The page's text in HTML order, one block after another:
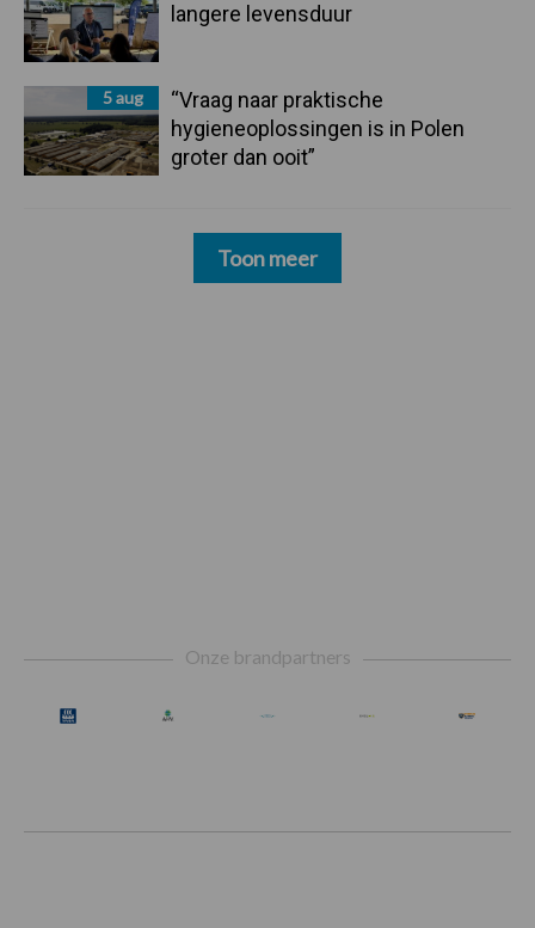
langere levensduur
5 aug
“Vraag naar praktische
hygieneoplossingen is in Polen
groter dan ooit”
Toon meer
Onze brandpartners